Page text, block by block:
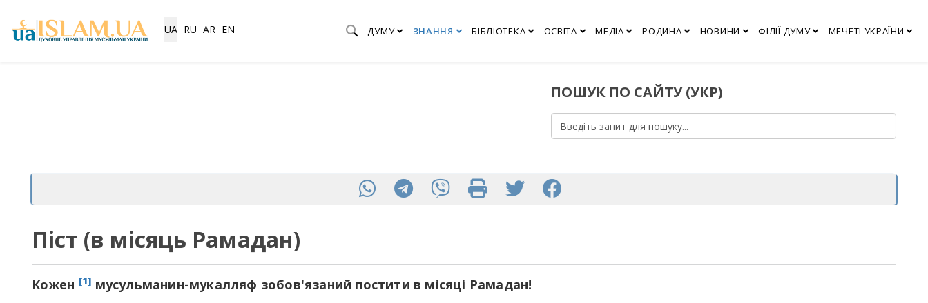
Виберіть свою мову
UA RU AR EN ДУМУ ЗНАННЯ БІБЛІОТЕКА ОСВІТА МЕДІА РОДИНА НОВИНИ ФІЛІЇ ДУМУ МЕЧЕТІ УКРАЇНИ
ПОШУК ПО САЙТУ (УКР)
Піст (в місяць Рамадан)
Кожен [1] мусульманин-мукалляф зобов'язаний постити в місяці Рамадан!